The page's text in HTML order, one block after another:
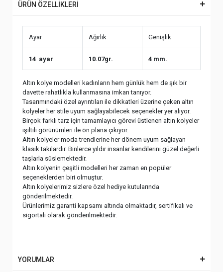
ÜRÜN ÖZELLİKLERİ
Ayar Ağırlık Genişlik
14 ayar 10.07gr. 4 mm.
Altın kolye modelleri kadınların hem günlük hem de şık bir
davette rahatlıkla kullanmasına imkan tanıyor.
Tasarımındaki özel ayrıntıları ile dikkatleri üzerine çeken altın
kolyeler her stile uyum sağlayabilecek seçenekler yer alıyor.
Birçok farklı tarz için tamamlayıcı görevi üstlenen altın kolyeler
ışıltılı görünümleri ile ön plana çıkıyor.
Altın kolyeler moda trendlerine her dönem uyum sağlayan
klasik takılardır. Binlerce yıldır insanlar kendilerini güzel değerli
taşlarla süslemektedir.
Altın kolyenin çeşitli modelleri her zaman en popüler
seçeneklerden biri olmuştur.
Altın kolyelerimiz sizlere özel hediye kutularında
gönderilmektedir.
Ürünlerimiz garanti kapsamı altında olmaktadır, sertifikalı ve
sigortalı olarak gönderilmektedir.
YORUMLAR